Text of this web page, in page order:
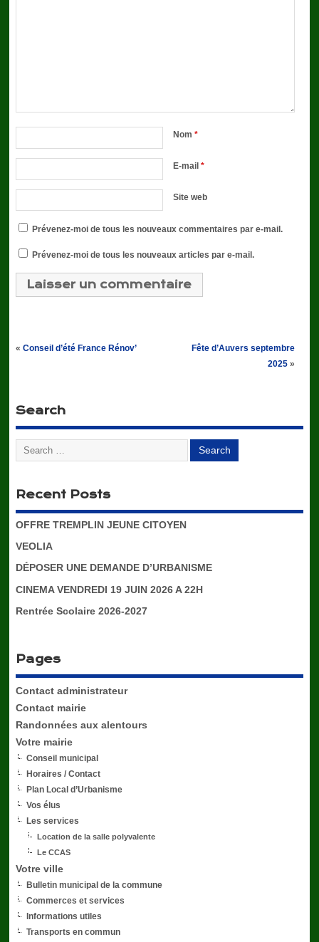
Nom *
E-mail *
Site web
Prévenez-moi de tous les nouveaux commentaires par e-mail.
Prévenez-moi de tous les nouveaux articles par e-mail.
« Conseil d’été France Rénov’
Fête d’Auvers septembre
2025»
Search
Recent Posts
OFFRE TREMPLIN JEUNE CITOYEN
VEOLIA
DÉPOSER UNE DEMANDE D’URBANISME
CINEMA VENDREDI 19 JUIN 2026 A 22H
Rentrée Scolaire 2026-2027
Pages
Contact administrateur
Contact mairie
Randonnées aux alentours
Votre mairie
Conseil municipal
Horaires / Contact
Plan Local d’Urbanisme
Vos élus
Les services
Location de la salle polyvalente
Le CCAS
Votre ville
Bulletin municipal de la commune
Commerces et services
Informations utiles
Transports en commun